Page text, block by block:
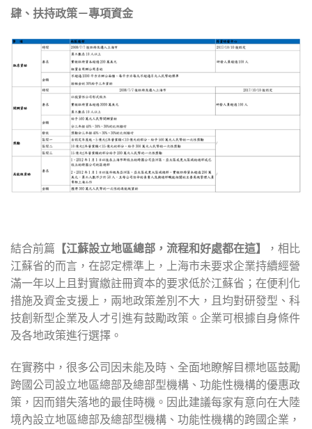
肆、扶持政策－專項資金
結合前篇 【江蘇設立地區總部，流程和好處都在這】
，相比
江蘇省的而言，在認定標準上，上海市未要求企業持續經營
滿一年以上且對實繳註冊資本的要求低於江蘇省；在便利化
措施及資金支援上，兩地政策差別不大，且均對研發型、科
技創新型企業及人才引進有鼓勵政策。企業可根據自身條件
及各地政策進行選擇。
在實務中，很多公司因未能及時、全面地瞭解目標地區鼓勵
跨國公司設立地區總部及總部型機構、功能性機構的優惠政
策，因而錯失落地的最佳時機。因此建議每家有意向在大陸
境內設立地區總部及總部型機構、功能性機構的跨國企業，